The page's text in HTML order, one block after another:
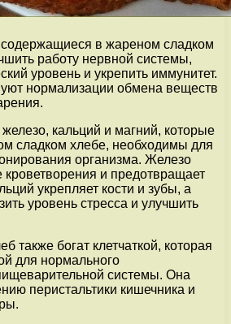
в жареном сладком
работу нервной системы,
уровень и укрепить иммунитет.
нормализации обмена веществ
кальций и магний, которые
сладком хлебе, необходимы для
организма. Железо
кроветворения и предотвращает
укрепляет кости и зубы, а
уровень стресса и улучшить
также богат клетчаткой, которая
для нормального
системы. Она
перистальтики кишечника и